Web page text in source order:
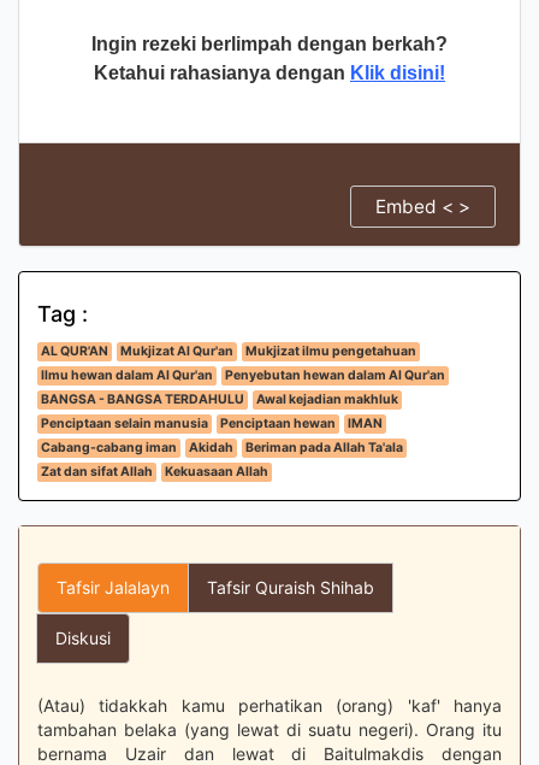
Ingin rezeki berlimpah dengan berkah?
Ketahui rahasianya dengan Klik disini!
Embed < >
Tag :
AL QUR'AN Mukjizat Al Qur'an
Mukjizat ilmu pengetahuan
Ilmu hewan dalam Al Qur'an
Penyebutan hewan dalam Al Qur'an
BANGSA - BANGSA TERDAHULU
Awal kejadian makhluk
Penciptaan selain manusia
Penciptaan hewan
IMAN
Cabang-cabang iman
Akidah
Beriman pada Allah Ta'ala
Zat dan sifat Allah
Kekuasaan Allah
Tafsir Jalalayn Tafsir Quraish Shihab
Diskusi
(Atau) tidakkah kamu perhatikan (orang) 'kaf' hanya
tambahan belaka (yang lewat di suatu negeri). Orang itu
bernama Uzair dan lewat di Baitulmakdis dengan